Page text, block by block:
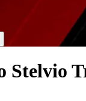
Stelvio